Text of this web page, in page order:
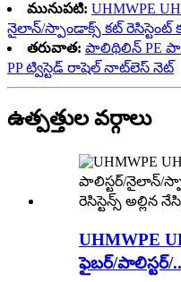
మునుపటి: UHMWPE
నైలాన్/స్పాండాక్స్ కట్ రెసిస్టెంట్
తరువాత: పాలిథిలిన్ PE
PP ట్విస్టెడ్ రాషెల్ నాట్‌లెస్ నెట్
ఉత్పత్తుల వర్గాలు
UHMWPE
ఫైబర్/పాలిస్టర్/